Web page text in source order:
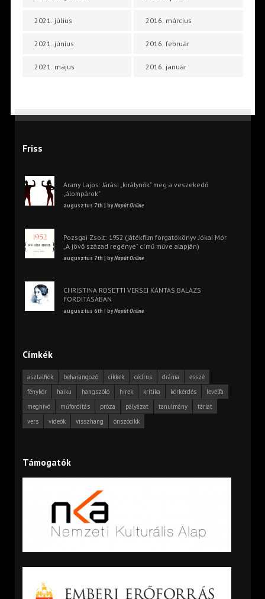
2021. július
2021. június
2021. május
2016. március
2016. február
2016. január
Friss
Arany Lajos: Járási „királynők” meg a veszekedő
„álompárok”
augusztus 7th | byNapút Online
Pozsgai Zsolt: 1952 (játékfilm forgatókönyv Jókai Mór
„A jövő század regénye” című műve alapján)
augusztus 7th | byNapút Online
CHRISTINA ROSETTI VERSEI KÁNTÁS BALÁZS
FORDÍTÁSÁBAN
augusztus 6th | byNapút Online
Címkék
asztalfiók beharangozó cikkek cédrus dráma
esszé
fénykör
haiku hangszóló hírek kritika körkérdés
levélfa
meghívó
műfordítás próza pályázat tanulmány
tárlat
vers
videók visszhang önszócikk
Támogatók